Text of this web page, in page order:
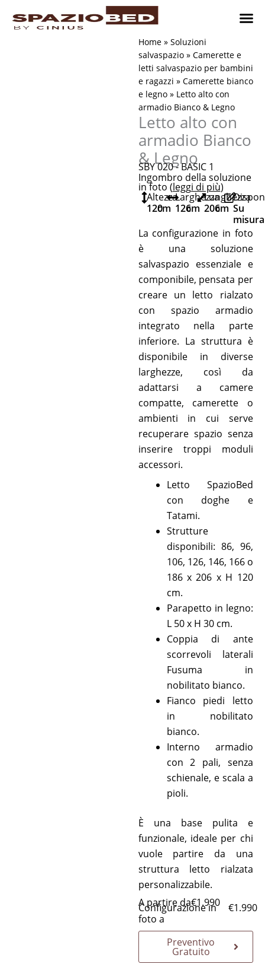
Home» Soluzioni
salvaspazio» Camerette e
letti salvaspazio per bambini
e ragazzi » Camerette bianco
e legno» Letto alto con
armadio Bianco & Legno
Letto alto con
armadio Bianco
& Legno
SBY 020 - BASIC 1
Ingombro della soluzione
in foto (leggi di più)
Altezza
120cm
Larghezza
126cm
Lunghezza
206cm Su
misura
La configurazione in foto
è una soluzione
salvaspazio essenziale e
componibile, pensata per
creare un letto rialzato
con spazio armadio
integrato nella parte
inferiore. La struttura è
disponibile in diverse
larghezze, così da
adattarsi a camere
compatte, camerette o
ambienti in cui serve
recuperare spazio senza
inserire troppi moduli
accessori.
Letto SpazioBed
con doghe e
Tatami.
Strutture
disponibili: 86, 96,
106, 126, 146, 166 o
186 x 206 x H 120
cm.
Parapetto in legno:
L 50 x H 30 cm.
Coppia di ante
scorrevoli laterali
Fusuma in
nobilitato bianco.
Fianco piedi letto
in nobilitato
bianco.
Interno armadio
con 2 pali, senza
schienale, e scala a
pioli.
È una base pulita e
funzionale, ideale per chi
vuole partire da una
struttura letto rialzata
personalizzabile.
A partire da€1.990
Configurazione in
foto a
€1.990
Preventivo
Gratuito